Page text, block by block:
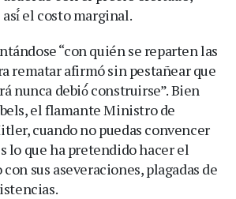
el costo marginal.
“con quién se reparten las
rematar afirmó sin pestañear que
nunca debió́ construirse”. Bien
el flamante Ministro de
cuando no puedas convencer
lo que ha pretendido hacer el
sus aseveraciones, plagadas de